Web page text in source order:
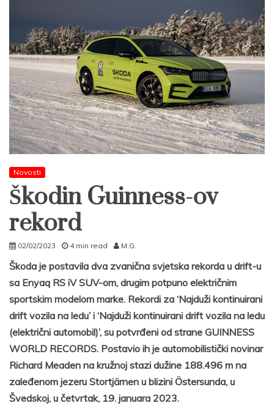
Novosti
Škodin Guinness-ov
rekord
02/02/2023 4 min read M.G.
Škoda je postavila dva zvanična svjetska rekorda u drift-u
sa Enyaq RS iV SUV-om, drugim potpuno električnim
sportskim modelom marke. Rekordi za ‘Najduži kontinuirani
drift vozila na ledu’ i ‘Najduži kontinuirani drift vozila na ledu
(električni automobil)’, su potvrđeni od strane GUINNESS
WORLD RECORDS. Postavio ih je automobilistički novinar
Richard Meaden na kružnoj stazi dužine 188.496 m na
zaleđenom jezeru Stortjärnen u blizini Östersunda, u
Švedskoj, u četvrtak, 19. januara 2023.